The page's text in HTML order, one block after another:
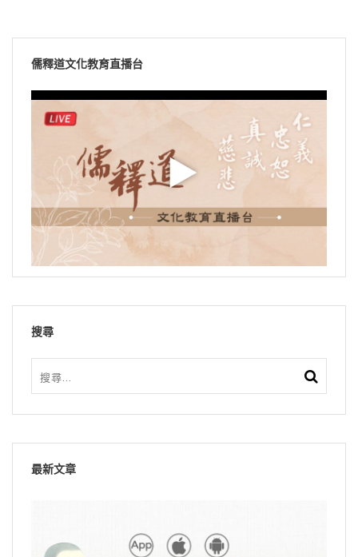
儒釋道文化教育直播台
搜尋
最新文章